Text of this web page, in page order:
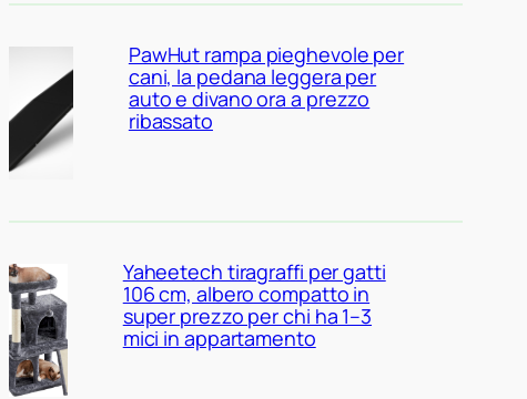
PawHut rampa pieghevole per
cani, la pedana leggera per
auto e divano ora a prezzo
ribassato
Yaheetech tiragraffi per gatti
106 cm, albero compatto in
super prezzo per chi ha 1–3
mici in appartamento